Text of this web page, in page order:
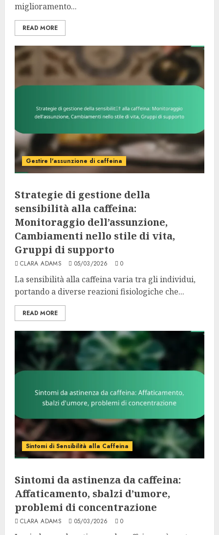
miglioramento...
READ MORE
Gestire l'assunzione di caffeina
Strategie di gestione della
sensibilità alla caffeina:
Monitoraggio dell’assunzione,
Cambiamenti nello stile di vita,
Gruppi di supporto
CLARA ADAMS 05/03/2026 0
La sensibilità alla caffeina varia tra gli individui,
portando a diverse reazioni fisiologiche che...
READ MORE
Sintomi di Sensibilità alla Caffeina
Sintomi da astinenza da caffeina:
Affaticamento, sbalzi d’umore,
problemi di concentrazione
CLARA ADAMS 05/03/2026 0